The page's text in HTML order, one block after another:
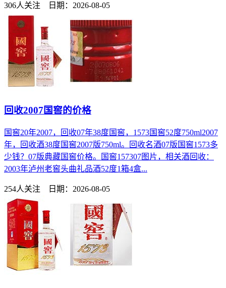
306人关注 日期：2026-08-05
回收2007国窖的价格
国窖20年2007，回收07年38度国窖，1573国窖52度750ml2007
年，回收酒38度国窖2007版750ml。回收名酒07版国窖1573多
少钱？07版典藏国窖价格。国窖157307图片，相关酒回收：
2003年泸州老窖头曲礼品酒52度1箱4盒...
254人关注 日期：2026-08-05